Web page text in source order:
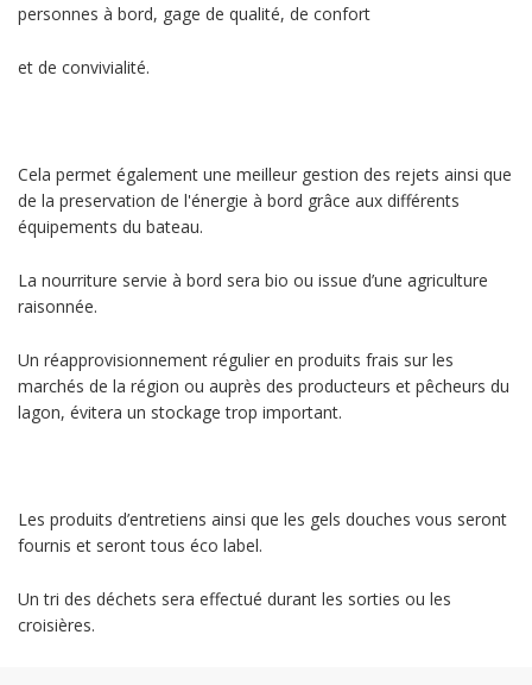
personnes à bord, gage de qualité, de confort
et de convivialité.
Cela permet également une meilleur gestion des rejets ainsi que
de la preservation de l'énergie à bord grâce aux différents
équipements du bateau.
La nourriture servie à bord sera bio ou issue d’une agriculture
raisonnée.
Un réapprovisionnement régulier en produits frais sur les
marchés de la région ou auprès des producteurs et pêcheurs du
lagon, évitera un stockage trop important.
Les produits d’entretiens ainsi que les gels douches vous seront
fournis et seront tous éco label.
Un tri des déchets sera effectué durant les sorties ou les
croisières.